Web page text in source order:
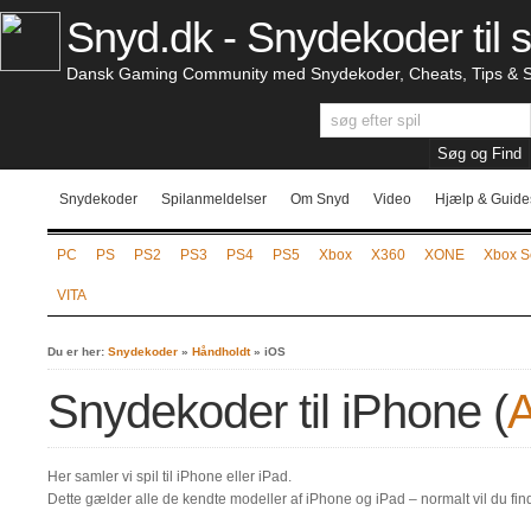
Snyd.dk - Snydekoder til
Dansk Gaming Community med Snydekoder, Cheats, Tips &
Snydekoder Spilanmeldelser Om Snyd Video Hjælp &
PC PS PS2 PS3 PS4 PS5 Xbox X360 XONE Xbox
VITA
Du er her: Snydekoder » Håndholdt» iOS
Snydekoder til iPhone (
Her samler vi spil til iPhone eller iPad.
Dette gælder alle de kendte modeller af iPhone og iPad – normalt vil du